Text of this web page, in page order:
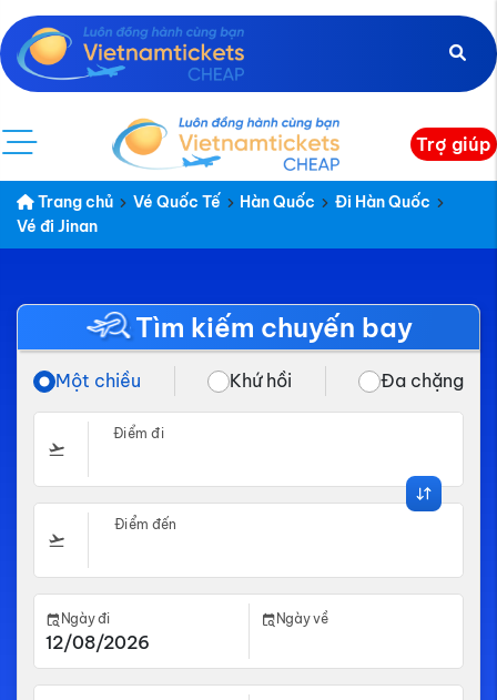
Trợ giúp
Trang chủ Vé Quốc Tế Hàn Quốc
Đi Hàn Quốc
Vé đi Jinan
Tìm kiếm chuyến bay
Một chiều Khứ hồi Đa chặng
Điểm đi
Điểm đến
Ngày đi Ngày về